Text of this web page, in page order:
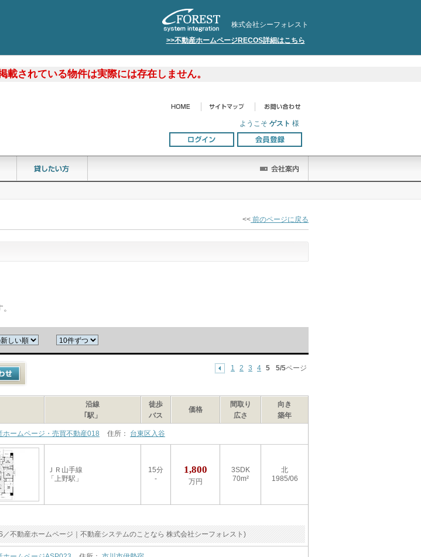
株式会社シーフォレスト
>>不動産ホームページRECOS詳細はこちら
されている物件は実際には存在しません。
ようこそ ゲスト 様
<< 前のページに戻る
1 2 3 4 5 5/5ページ
沿線
｢駅」
徒歩
バス
価格
間取り
広さ
向き
築年
ホームページ・売買不動産018 住所： 台東区入谷
ＪＲ山手線
「上野駅」
15分
-
1,800
万円
3SDK
70m²
北
1985/06
不動産ホームページ｜不動産システムのことなら 株式会社シーフォレスト)